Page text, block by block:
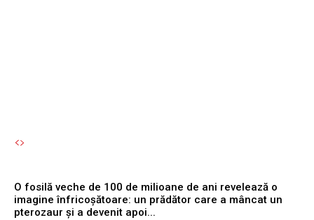
O fosilă veche de 100 de milioane de ani revelează o
imagine înfricoșătoare: un prădător care a mâncat un
pterozaur și a devenit apoi...